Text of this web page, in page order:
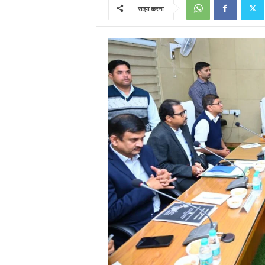
साझा करना